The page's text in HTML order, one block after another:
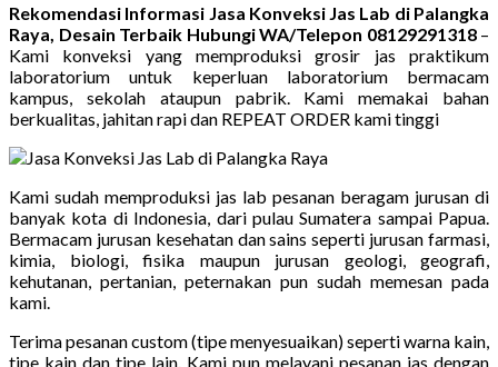
Rekomendasi Informasi Jasa Konveksi Jas Lab di Palangka
Raya, Desain Terbaik Hubungi WA/Telepon 08129291318–
Kami konveksi yang memproduksi grosir jas praktikum
laboratorium untuk keperluan laboratorium bermacam
kampus, sekolah ataupun pabrik. Kami memakai bahan
berkualitas, jahitan rapi dan REPEAT ORDER kami tinggi
Kami sudah memproduksi jas lab pesanan beragam jurusan di
banyak kota di Indonesia, dari pulau Sumatera sampai Papua.
Bermacam jurusan kesehatan dan sains seperti jurusan farmasi,
kimia, biologi, fisika maupun jurusan geologi, geografi,
kehutanan, pertanian, peternakan pun sudah memesan pada
kami.
Terima pesanan custom (tipe menyesuaikan) seperti warna kain,
tipe kain dan tipe lain. Kami pun melayani pesanan jas dengan